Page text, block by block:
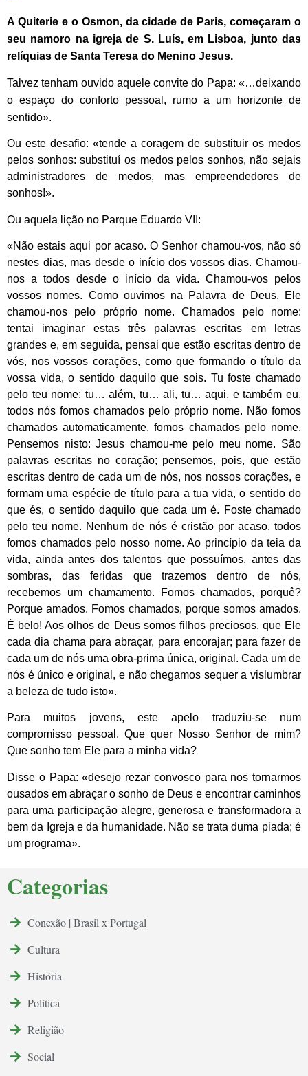
A Quiterie e o Osmon, da cidade de Paris, começaram o
seu namoro na igreja de S. Luís, em Lisboa, junto das
relíquias de Santa Teresa do Menino Jesus.
Talvez tenham ouvido aquele convite do Papa: «…deixando
o espaço do conforto pessoal, rumo a um horizonte de
sentido».
Ou este desafio: «tende a coragem de substituir os medos
pelos sonhos: substituí os medos pelos sonhos, não sejais
administradores de medos, mas empreendedores de
sonhos!».
Ou aquela lição no Parque Eduardo VII:
«Não estais aqui por acaso. O Senhor chamou-vos, não só
nestes dias, mas desde o início dos vossos dias. Chamou-
nos a todos desde o início da vida. Chamou-vos pelos
vossos nomes. Como ouvimos na Palavra de Deus, Ele
chamou-nos pelo próprio nome. Chamados pelo nome:
tentai imaginar estas três palavras escritas em letras
grandes e, em seguida, pensai que estão escritas dentro de
vós, nos vossos corações, como que formando o título da
vossa vida, o sentido daquilo que sois. Tu foste chamado
pelo teu nome: tu… além, tu… ali, tu… aqui, e também eu,
todos nós fomos chamados pelo próprio nome. Não fomos
chamados automaticamente, fomos chamados pelo nome.
Pensemos nisto: Jesus chamou-me pelo meu nome. São
palavras escritas no coração; pensemos, pois, que estão
escritas dentro de cada um de nós, nos nossos corações, e
formam uma espécie de título para a tua vida, o sentido do
que és, o sentido daquilo que cada um é. Foste chamado
pelo teu nome. Nenhum de nós é cristão por acaso, todos
fomos chamados pelo nosso nome. Ao princípio da teia da
vida, ainda antes dos talentos que possuímos, antes das
sombras, das feridas que trazemos dentro de nós,
recebemos um chamamento. Fomos chamados, porquê?
Porque amados. Fomos chamados, porque somos amados.
É belo! Aos olhos de Deus somos filhos preciosos, que Ele
cada dia chama para abraçar, para encorajar; para fazer de
cada um de nós uma obra-prima única, original. Cada um de
nós é único e original, e não chegamos sequer a vislumbrar
a beleza de tudo isto».
Para muitos jovens, este apelo traduziu-se num
compromisso pessoal. Que quer Nosso Senhor de mim?
Que sonho tem Ele para a minha vida?
Disse o Papa: «desejo rezar convosco para nos tornarmos
ousados em abraçar o sonho de Deus e encontrar caminhos
para uma participação alegre, generosa e transformadora a
bem da Igreja e da humanidade. Não se trata duma piada; é
um programa».
Categorias
Conexão | Brasil x Portugal
Cultura
História
Política
Religião
Social